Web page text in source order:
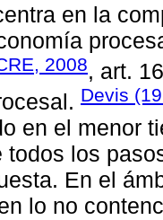
en la
2008, art.
Devis
en el menor
todos los
En el
lo no